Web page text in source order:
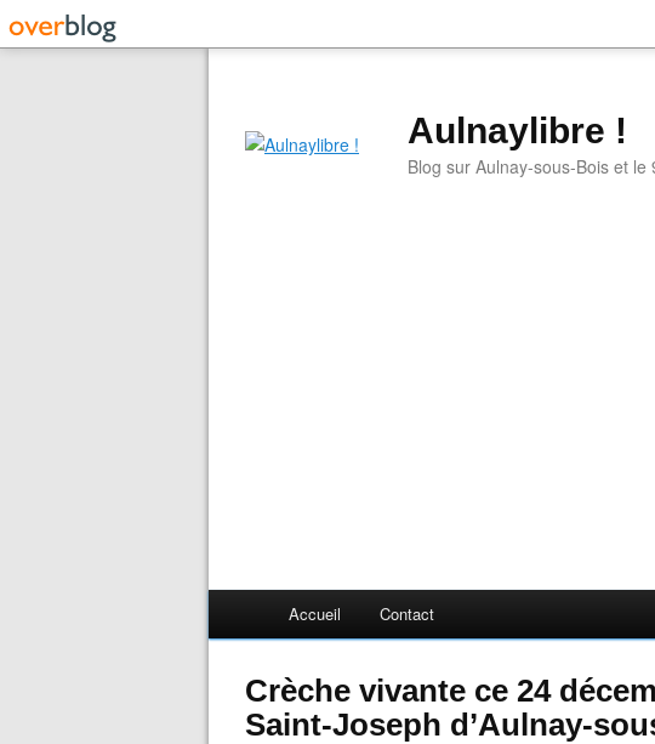
Aulnaylibre !
Blog sur Aulnay-sous-Bois et le
Accueil Contact
Crèche vivante ce 24
Saint-Joseph d’Aulnay-